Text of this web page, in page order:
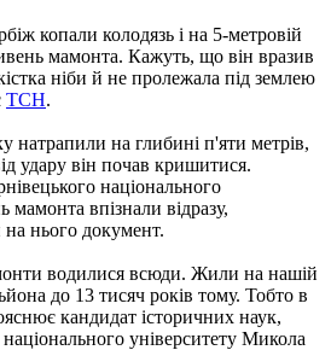
копали колодязь і на 5-метровій
мамонта. Кажуть, що він вразив
ніби й не пролежала під землею
ТСН.
натрапили на глибині п'яти метрів,
удару він почав кришитися.
національного
мамонта впізнали відразу,
на нього документ.
водилися всюди. Жили на нашій
до 13 тисяч років тому. Тобто в
кандидат історичних наук,
університету Микола